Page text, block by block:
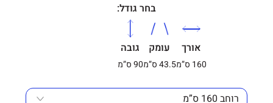
בחר גודל:
אורך
160 ס”מ
עומק
43.5 ס”מ
גובה
90 ס”מ